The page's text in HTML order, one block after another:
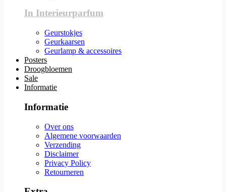
In Interieurparfum
Geurstokjes
Geurkaarsen
Geurlamp & accessoires
Posters
Droogbloemen
Sale
Informatie
Informatie
Over ons
Algemene voorwaarden
Verzending
Disclaimer
Privacy Policy
Retourneren